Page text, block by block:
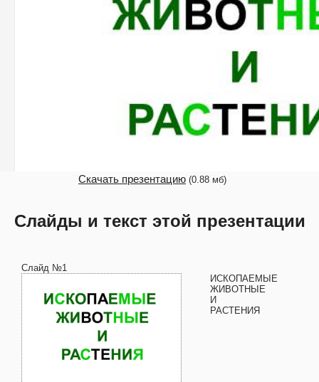
Скачать презентацию (0.88 мб)
Слайды и текст этой презентации
Слайд №1
ИСКОПАЕМЫЕ
ЖИВОТНЫЕ
И
РАСТЕНИЯ